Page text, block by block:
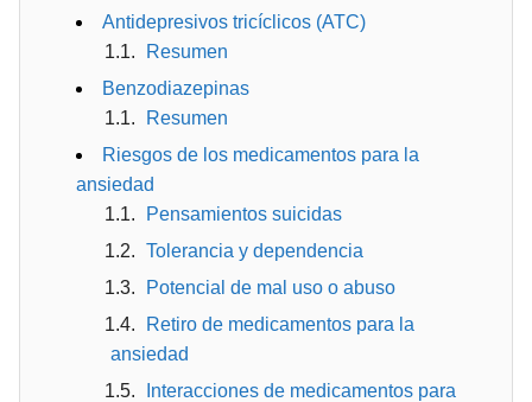
Antidepresivos tricíclicos (ATC)
Resumen
Benzodiazepinas
Resumen
Riesgos de los medicamentos para la
ansiedad
Pensamientos suicidas
Tolerancia y dependencia
Potencial de mal uso o abuso
Retiro de medicamentos para la
ansiedad
Interacciones de medicamentos para